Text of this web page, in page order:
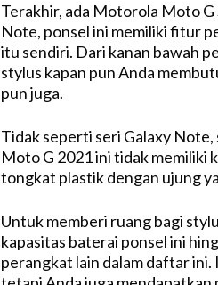
Terakhir, ada Motorola Moto G
Note, ponsel ini memiliki fitur
itu sendiri. Dari kanan bawah
stylus kapan pun Anda
pun juga.
Tidak seperti seri Galaxy
Moto G 2021 ini tidak memiliki
tongkat plastik dengan ujung
Untuk memberi ruang bagi
kapasitas baterai ponsel ini
perangkat lain dalam daftar ini.